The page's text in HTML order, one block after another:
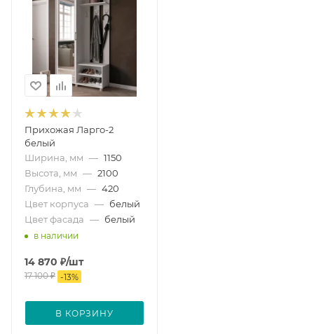
Прихожая Ларго-2
белый
Ширина, мм — 1150
Высота, мм — 2100
Глубина, мм — 420
Цвет корпуса — белый
Цвет фасада — белый
в наличии
14 870 ₽/шт
17 100₽ -13%
В КОРЗИНУ